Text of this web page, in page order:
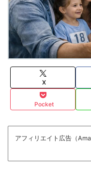
X
Pocket
アフィリエイト広告（